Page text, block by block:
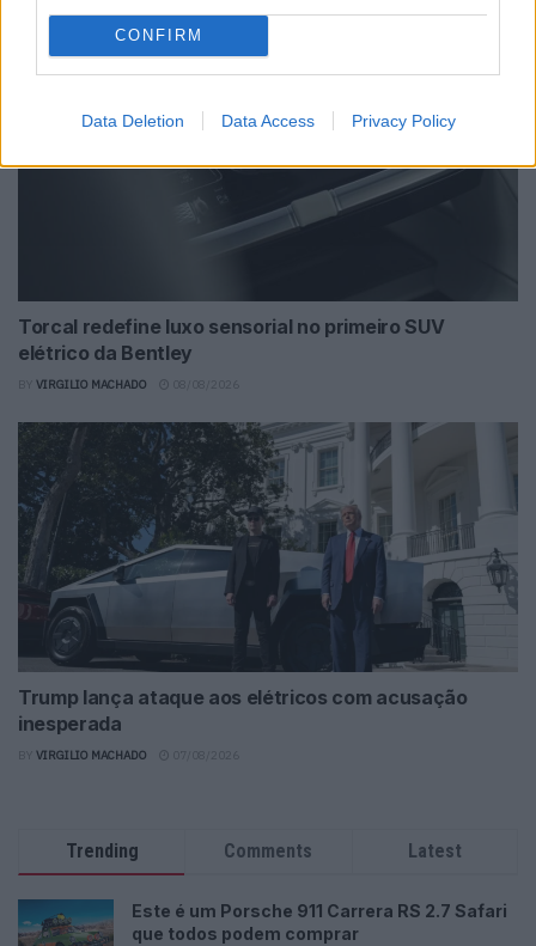
CONFIRM
Data Deletion Data Access Privacy Policy
Torcal redefine luxo sensorial no primeiro SUV
elétrico da Bentley
VIRGILIO MACHADO
Trump lança ataque aos elétricos com acusação
inesperada
VIRGILIO MACHADO
Trending Comments Latest
Este é um Porsche 911 Carrera RS 2.7 Safari
que todos podem comprar